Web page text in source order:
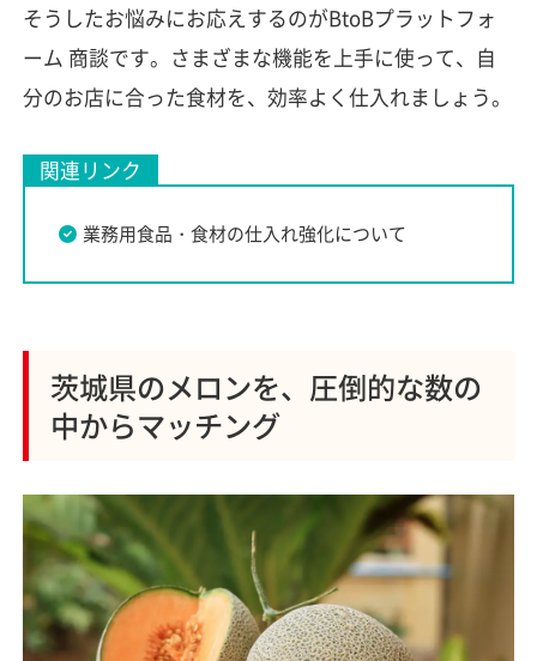
そうしたお悩みにお応えするのがBtoBプラットフォ
ーム 商談です。さまざまな機能を上手に使って、自
分のお店に合った食材を、効率よく仕入れましょう。
関連リンク
業務用食品・食材の仕入れ強化について
茨城県のメロンを、圧倒的な数の
中からマッチング